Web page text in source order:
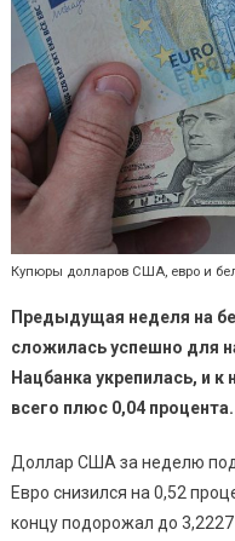
Купюры долларов США, евро и
Предыдущая неделя на
сложилась успешно для
Нацбанка укрепилась, и
всего плюс 0,04 процента.
Доллар США за неделю
Евро снизился на 0,52
концу подорожал до 3,2227